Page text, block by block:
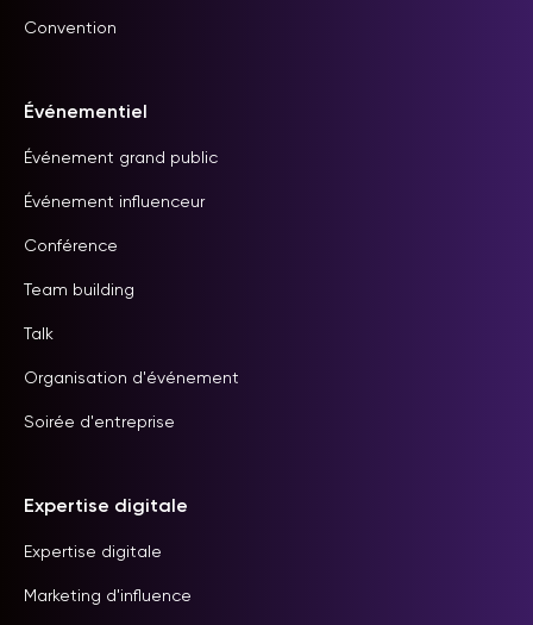
Convention
Événementiel
Événement grand public
Événement influenceur
Conférence
Team building
Talk
Organisation d'événement
Soirée d'entreprise
Expertise digitale
Expertise digitale
Marketing d'influence